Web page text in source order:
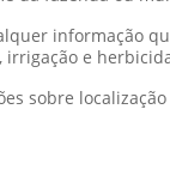
informação
e
sobre